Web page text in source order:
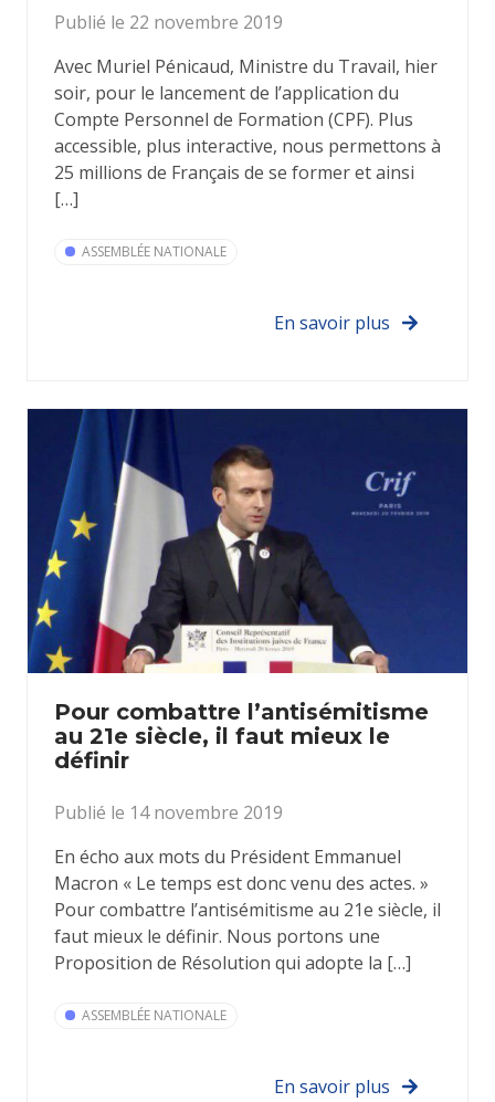
Publié le 22 novembre 2019
Avec Muriel Pénicaud, Ministre du Travail, hier
soir, pour le lancement de l’application du
Compte Personnel de Formation (CPF). Plus
accessible, plus interactive, nous permettons à
25 millions de Français de se former et ainsi
[…]
ASSEMBLÉE NATIONALE
En savoir plus
Pour combattre l’antisémitisme
au 21e siècle, il faut mieux le
définir
Publié le 14 novembre 2019
En écho aux mots du Président Emmanuel
Macron « Le temps est donc venu des actes. »
Pour combattre l’antisémitisme au 21e siècle, il
faut mieux le définir. Nous portons une
Proposition de Résolution qui adopte la […]
ASSEMBLÉE NATIONALE
En savoir plus